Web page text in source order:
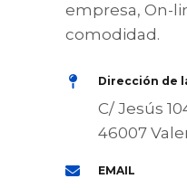
empresa, On-
comodidad.
Dirección de
C/ Jesús
46007
EMAIL​